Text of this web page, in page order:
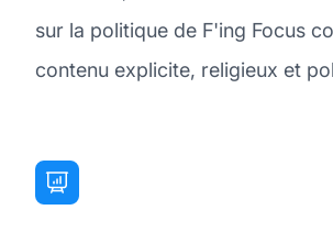
sur la politique de F'ing Focus
contenu explicite, religieux et